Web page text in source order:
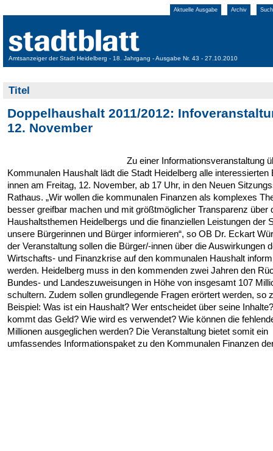
Aktuelle Ausgabe Archiv
Amtsanzeiger der Stadt Heidelberg - 18. Jahrgang - Ausgabe Nr. 43 - 27.10.2010
Titel
Doppelhaushalt 2011/2012:
12. November
Zu einer Informationsveranstaltung
Kommunalen Haushalt lädt die Stadt Heidelberg alle interessierten
innen am Freitag, 12. November, ab 17 Uhr, in den Neuen
Rathaus. „Wir wollen die kommunalen Finanzen als komplexes
besser greifbar machen und mit größtmöglicher Transparenz über
Haushaltsthemen Heidelbergs und die finanziellen Leistungen der
unsere Bürgerinnen und Bürger informieren“, so OB Dr. Eckart
der Veranstaltung sollen die Bürger/-innen über die Auswirkungen
Wirtschafts- und Finanzkrise auf den kommunalen Haushalt
werden. Heidelberg muss in den kommenden zwei Jahren den
Bundes- und Landeszuweisungen in Höhe von insgesamt 107
schultern. Zudem sollen grundlegende Fragen erörtert werden, so
Beispiel: Was ist ein Haushalt? Wer entscheidet über seine
kommt das Geld? Wie wird es verwendet? Wie können die
Millionen ausgeglichen werden? Die Veranstaltung bietet somit ein
umfassendes Informationspaket zu den Kommunalen Finanzen